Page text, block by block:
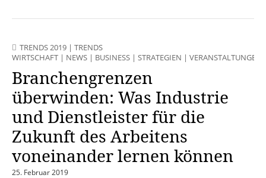
TRENDS 2019 | TRENDS
WIRTSCHAFT | NEWS | BUSINESS | STRATEGIEN | VERANSTALTUNGEN
Branchengrenzen
überwinden: Was Industrie
und Dienstleister für die
Zukunft des Arbeitens
voneinander lernen können
25. Februar 2019